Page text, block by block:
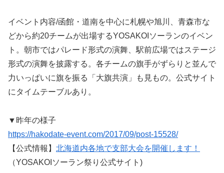
イベント内容/函館・道南を中心に札幌や旭川、青森市な
どから約20チームが出場するYOSAKOIソーランのイベン
ト。朝市ではパレード形式の演舞、駅前広場ではステージ
形式の演舞を披露する。各チームの旗手がずらりと並んで
力いっぱいに旗を振る「大旗共演」も見もの。公式サイト
にタイムテーブルあり。
▼昨年の様子
https://hakodate-event.com/2017/09/post-15528/
【公式情報】 北海道内各地で支部大会を開催します！
（YOSAKOIソーラン祭り公式サイト)